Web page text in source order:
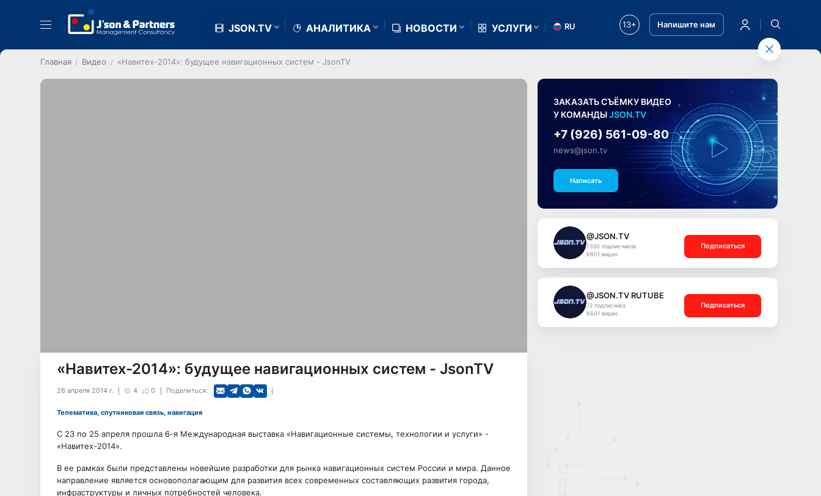
JSON.TV АНАЛИТИКА НОВОСТИ УСЛУГИ RU 13+ Напишите нам
Главная Видео «Навитех-2014»: будущее навигационных систем - JsonTV
«Навитех-2014»: будущее навигационных систем - JsonTV
4 0
28 апреля 2014 г. Поделиться:
Телематика, спутниковая связь, навигация
С 23 по 25 апреля прошла 6-я Международная выставка «Навигационные системы, технологии и услуги» -
«Навитех-2014».
В ее рамках были представлены новейшие разработки для рынка навигационных систем России и мира. Данное
направление является основополагающим для развития всех современных составляющих развития города,
инфраструктуры и личных потребностей человека.
ЗАКАЗАТЬ СЪЁМКУ ВИДЕО
У КОМАНДЫJSON.TV
+7 (926) 561-09-80
news@json.tv
Написать
@JSON.TV
7320 подписчиков
6601 видео
Подписаться
@JSON.TV RUTUBE
72 подписчика
6601 видео
Подписаться